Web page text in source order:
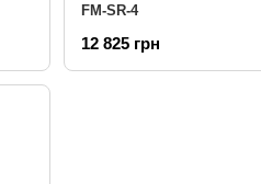
FM-SR-4
12 825 грн